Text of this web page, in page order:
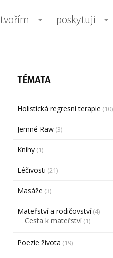
tvořím poskytuji
TÉMATA
Holistická regresní terapie (10)
Jemné Raw(3)
Knihy(1)
Léčivosti (21)
Masáže (3)
Mateřství a rodičovství(4)
Cesta k mateřství(1)
Poezie života (19)